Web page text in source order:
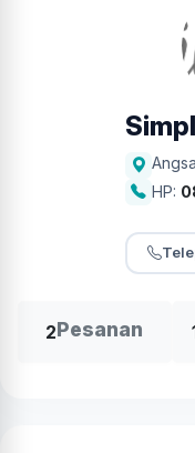
HP:
2Pesanan